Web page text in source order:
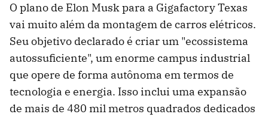
O plano de Elon Musk para a Gigafactory Texas
vai muito além da montagem de carros elétricos.
Seu objetivo declarado é criar um "ecossistema
autossuficiente", um enorme campus industrial
que opere de forma autônoma em termos de
tecnologia e energia. Isso inclui uma expansão
de mais de 480 mil metros quadrados dedicados